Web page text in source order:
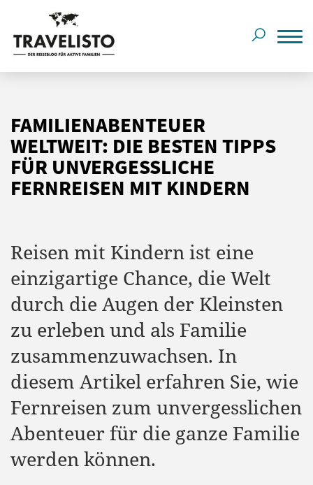
FAMILIENABENTEUER
WELTWEIT: DIE BESTEN TIPPS
FÜR UNVERGESSLICHE
FERNREISEN MIT KINDERN
Reisen mit Kindern ist eine
einzigartige Chance, die Welt
durch die Augen der Kleinsten
zu erleben und als Familie
zusammenzuwachsen. In
diesem Artikel erfahren Sie, wie
Fernreisen zum unvergesslichen
Abenteuer für die ganze Familie
werden können.